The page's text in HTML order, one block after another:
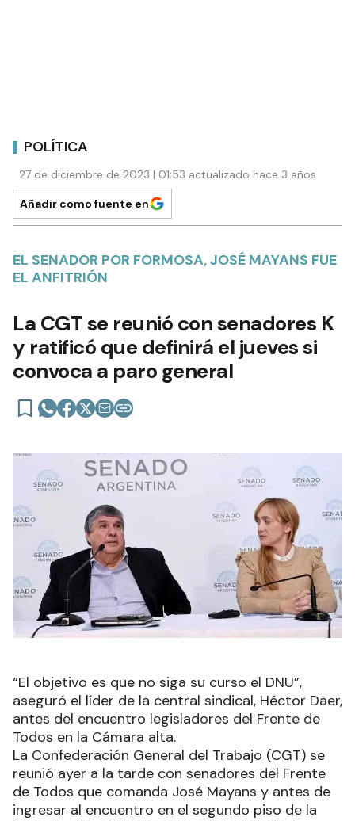
POLÍTICA
27 de diciembre de 2023 | 01:53 actualizado hace 3 años
Añadir como fuente en
EL SENADOR POR FORMOSA, JOSÉ MAYANS FUE
EL ANFITRIÓN
La CGT se reunió con senadores K
y ratificó que definirá el jueves si
convoca a paro general
“El objetivo es que no siga su curso el DNU”,
aseguró el líder de la central sindical, Héctor Daer,
antes del encuentro legisladores del Frente de
Todos en la Cámara alta.
La Confederación General del Trabajo (CGT) se
reunió ayer a la tarde con senadores del Frente
de Todos que comanda José Mayans y antes de
ingresar al encuentro en el segundo piso de la